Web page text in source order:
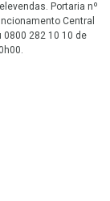
Portaria nº
Central
282 10 10 de